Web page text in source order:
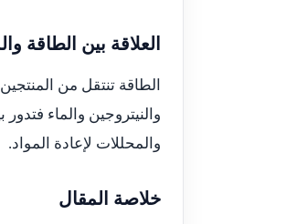
العلاقة بين الطاقة
الطاقة تنتقل من
والنيتروجين والماء فتدور
والمحللات لإعادة المواد.
خلاصة المقال